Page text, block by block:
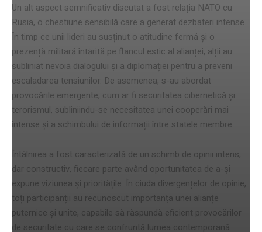
Un alt aspect semnificativ discutat a fost relația NATO cu
Rusia, o chestiune sensibilă care a generat dezbateri intense.
În timp ce unii lideri au susținut o atitudine fermă și o
prezență militară întărită pe flancul estic al alianței, alții au
subliniat nevoia dialogului și a diplomației pentru a preveni
escaladarea tensiunilor. De asemenea, s-au abordat
provocările emergente, cum ar fi securitatea cibernetică și
terorismul, subliniindu-se necesitatea unei cooperări mai
intense și a schimbului de informații între statele membre.
Întâlnirea a fost caracterizată de un schimb de opinii intens,
dar constructiv, fiecare parte având oportunitatea de a-și
expune viziunea și prioritățile. În ciuda divergențelor de opinie,
toți participanții au recunoscut importanța unei alianțe
puternice și unite, capabile să răspundă eficient provocărilor
de securitate cu care se confruntă lumea contemporană.